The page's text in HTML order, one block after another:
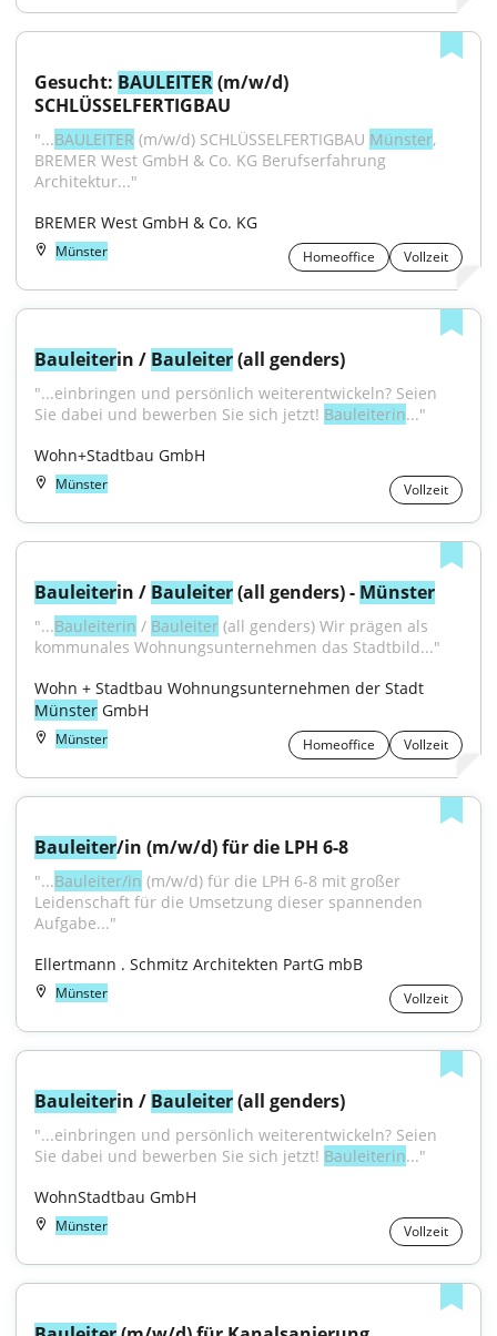
Gesucht: BAULEITER (m/w/d)
SCHLÜSSELFERTIGBAU
"...BAULEITER (m/w/d) SCHLÜSSELFERTIGBAU Münster,
BREMER West GmbH & Co. KG Berufserfahrung
Architektur..."
BREMER West GmbH & Co. KG
Münster Homeoffice Vollzeit
Bauleiterin / Bauleiter (all genders)
"...einbringen und persönlich weiterentwickeln? Seien
Sie dabei und bewerben Sie sich jetzt! Bauleiterin..."
Wohn+Stadtbau GmbH
Münster Vollzeit
Bauleiterin / Bauleiter (all genders) - Münster
"...Bauleiterin / Bauleiter (all genders) Wir prägen als
kommunales Wohnungsunternehmen das Stadtbild..."
Münster GmbH
Münster Homeoffice Vollzeit
Bauleiter/in (m/w/d) für die LPH 6-8
"...Bauleiter/in (m/w/d) für die LPH 6-8 mit großer
Leidenschaft für die Umsetzung dieser spannenden
Aufgabe..."
Ellertmann . Schmitz Architekten PartG mbB
Münster Vollzeit
Bauleiterin / Bauleiter (all genders)
"...einbringen und persönlich weiterentwickeln? Seien
Sie dabei und bewerben Sie sich jetzt! Bauleiterin..."
WohnStadtbau GmbH
Münster Vollzeit